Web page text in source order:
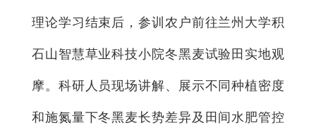
理论学习结束后，参训农户前往兰州大学积
石山智慧草业科技小院冬黑麦试验田实地观
摩。科研人员现场讲解、展示不同种植密度
和施氮量下冬黑麦长势差异及田间水肥管控